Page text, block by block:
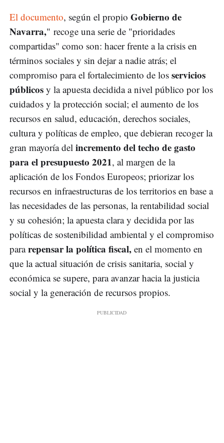
El documento, según el propio Gobierno de
Navarra," recoge una serie de "prioridades
compartidas" como son: hacer frente a la crisis en
términos sociales y sin dejar a nadie atrás; el
compromiso para el fortalecimiento de los servicios
públicos y la apuesta decidida a nivel público por los
cuidados y la protección social; el aumento de los
recursos en salud, educación, derechos sociales,
cultura y políticas de empleo, que debieran recoger la
gran mayoría del incremento del techo de gasto
para el presupuesto 2021, al margen de la
aplicación de los Fondos Europeos; priorizar los
recursos en infraestructuras de los territorios en base a
las necesidades de las personas, la rentabilidad social
y su cohesión; la apuesta clara y decidida por las
políticas de sostenibilidad ambiental y el compromiso
pararepensar la política fiscal, en el momento en
que la actual situación de crisis sanitaria, social y
económica se supere, para avanzar hacia la justicia
social y la generación de recursos propios.